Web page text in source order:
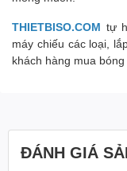
THIETBISO.COM tự
máy chiếu các loại,
khách hàng mua
ĐÁNH GIÁ